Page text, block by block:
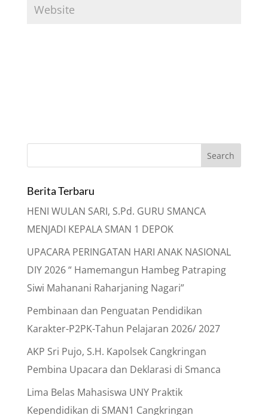
Berita Terbaru
HENI WULAN SARI, S.Pd. GURU SMANCA
MENJADI KEPALA SMAN 1 DEPOK
UPACARA PERINGATAN HARI ANAK NASIONAL
DIY 2026 “ Hamemangun Hambeg Patraping
Siwi Mahanani Raharjaning Nagari”
Pembinaan dan Penguatan Pendidikan
Karakter-P2PK-Tahun Pelajaran 2026/ 2027
AKP Sri Pujo, S.H. Kapolsek Cangkringan
Pembina Upacara dan Deklarasi di Smanca
Lima Belas Mahasiswa UNY Praktik
Kependidikan di SMAN1 Cangkringan